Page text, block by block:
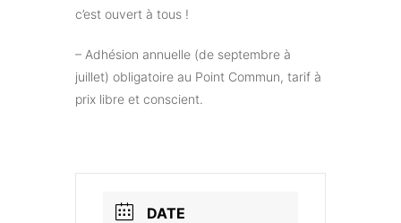
c’est ouvert à tous !
– Adhésion annuelle (de septembre à
juillet) obligatoire au Point Commun, tarif à
prix libre et conscient.
DATE